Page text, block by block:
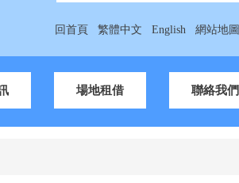
回首頁 繁體中文 English 網站地圖
場地租借 聯絡我們